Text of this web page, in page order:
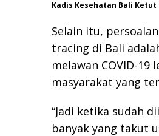
Kadis Kesehatan Bali Ketut
Selain itu,
tracing di Bali
melawan COVID-
masyarakat yang
“Jadi ketika sudah
banyak yang takut